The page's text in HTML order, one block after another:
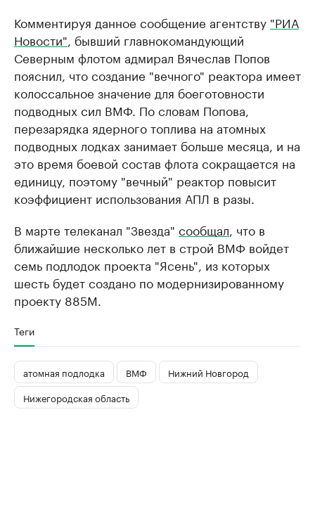
Комментируя данное сообщение агентству "РИА
Новости" , бывший главнокомандующий
Северным флотом адмирал Вячеслав Попов
пояснил, что создание "вечного" реактора имеет
колоссальное значение для боеготовности
подводных сил ВМФ. По словам Попова,
перезарядка ядерного топлива на атомных
подводных лодках занимает больше месяца, и на
это время боевой состав флота сокращается на
единицу, поэтому "вечный" реактор повысит
коэффициент использования АПЛ в разы.
В марте телеканал "Звезда" сообщал , что в
ближайшие несколько лет в строй ВМФ войдет
семь подлодок проекта "Ясень", из которых
шесть будет создано по модернизированному
проекту 885М.
Теги
атомная подлодка ВМФ
Нижний Новгород
Нижегородская область